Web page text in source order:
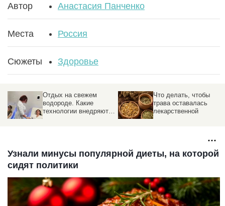
Автор Анастасия Панченко
Места Россия
Сюжеты Здоровье
Отдых на свежем
водороде. Какие
технологии внедряют в
Что делать, чтобы
трава оставалась
лекарственной
Узнали минусы популярной диеты, на которой
сидят политики